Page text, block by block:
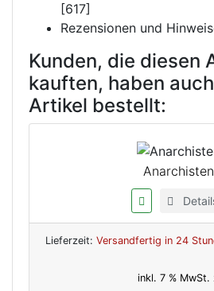
[617]
Rezensionen und
Kunden, die diesen
kauften, haben
Artikel bestellt:
Anarchisten
Lieferzeit: Versandfertig in 24
inkl. 7 % MwSt.